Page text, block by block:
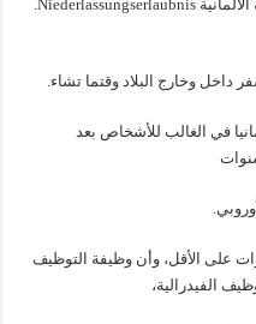
داخل وخارج البلاد وقتما تشاء.
في الغالب للأشخاص بعد
إثبات أنهم عملوا لمدة 5 سنوات على الأقل، وأن وظيفة التوظيف
الفيدرالية،